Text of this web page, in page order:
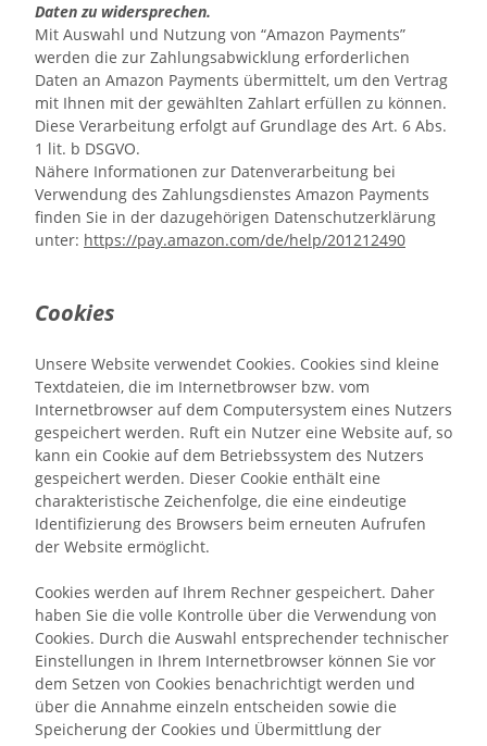
Daten zu widersprechen.
Mit Auswahl und Nutzung von “Amazon Payments”
werden die zur Zahlungsabwicklung erforderlichen
Daten an Amazon Payments übermittelt, um den Vertrag
mit Ihnen mit der gewählten Zahlart erfüllen zu können.
Diese Verarbeitung erfolgt auf Grundlage des Art. 6 Abs.
1 lit. b DSGVO.
Nähere Informationen zur Datenverarbeitung bei
Verwendung des Zahlungsdienstes Amazon Payments
finden Sie in der dazugehörigen Datenschutzerklärung
unter: https://pay.amazon.com/de/help/201212490
Cookies
Unsere Website verwendet Cookies. Cookies sind kleine
Textdateien, die im Internetbrowser bzw. vom
Internetbrowser auf dem Computersystem eines Nutzers
gespeichert werden. Ruft ein Nutzer eine Website auf, so
kann ein Cookie auf dem Betriebssystem des Nutzers
gespeichert werden. Dieser Cookie enthält eine
charakteristische Zeichenfolge, die eine eindeutige
Identifizierung des Browsers beim erneuten Aufrufen
der Website ermöglicht.
Cookies werden auf Ihrem Rechner gespeichert. Daher
haben Sie die volle Kontrolle über die Verwendung von
Cookies. Durch die Auswahl entsprechender technischer
Einstellungen in Ihrem Internetbrowser können Sie vor
dem Setzen von Cookies benachrichtigt werden und
über die Annahme einzeln entscheiden sowie die
Speicherung der Cookies und Übermittlung der